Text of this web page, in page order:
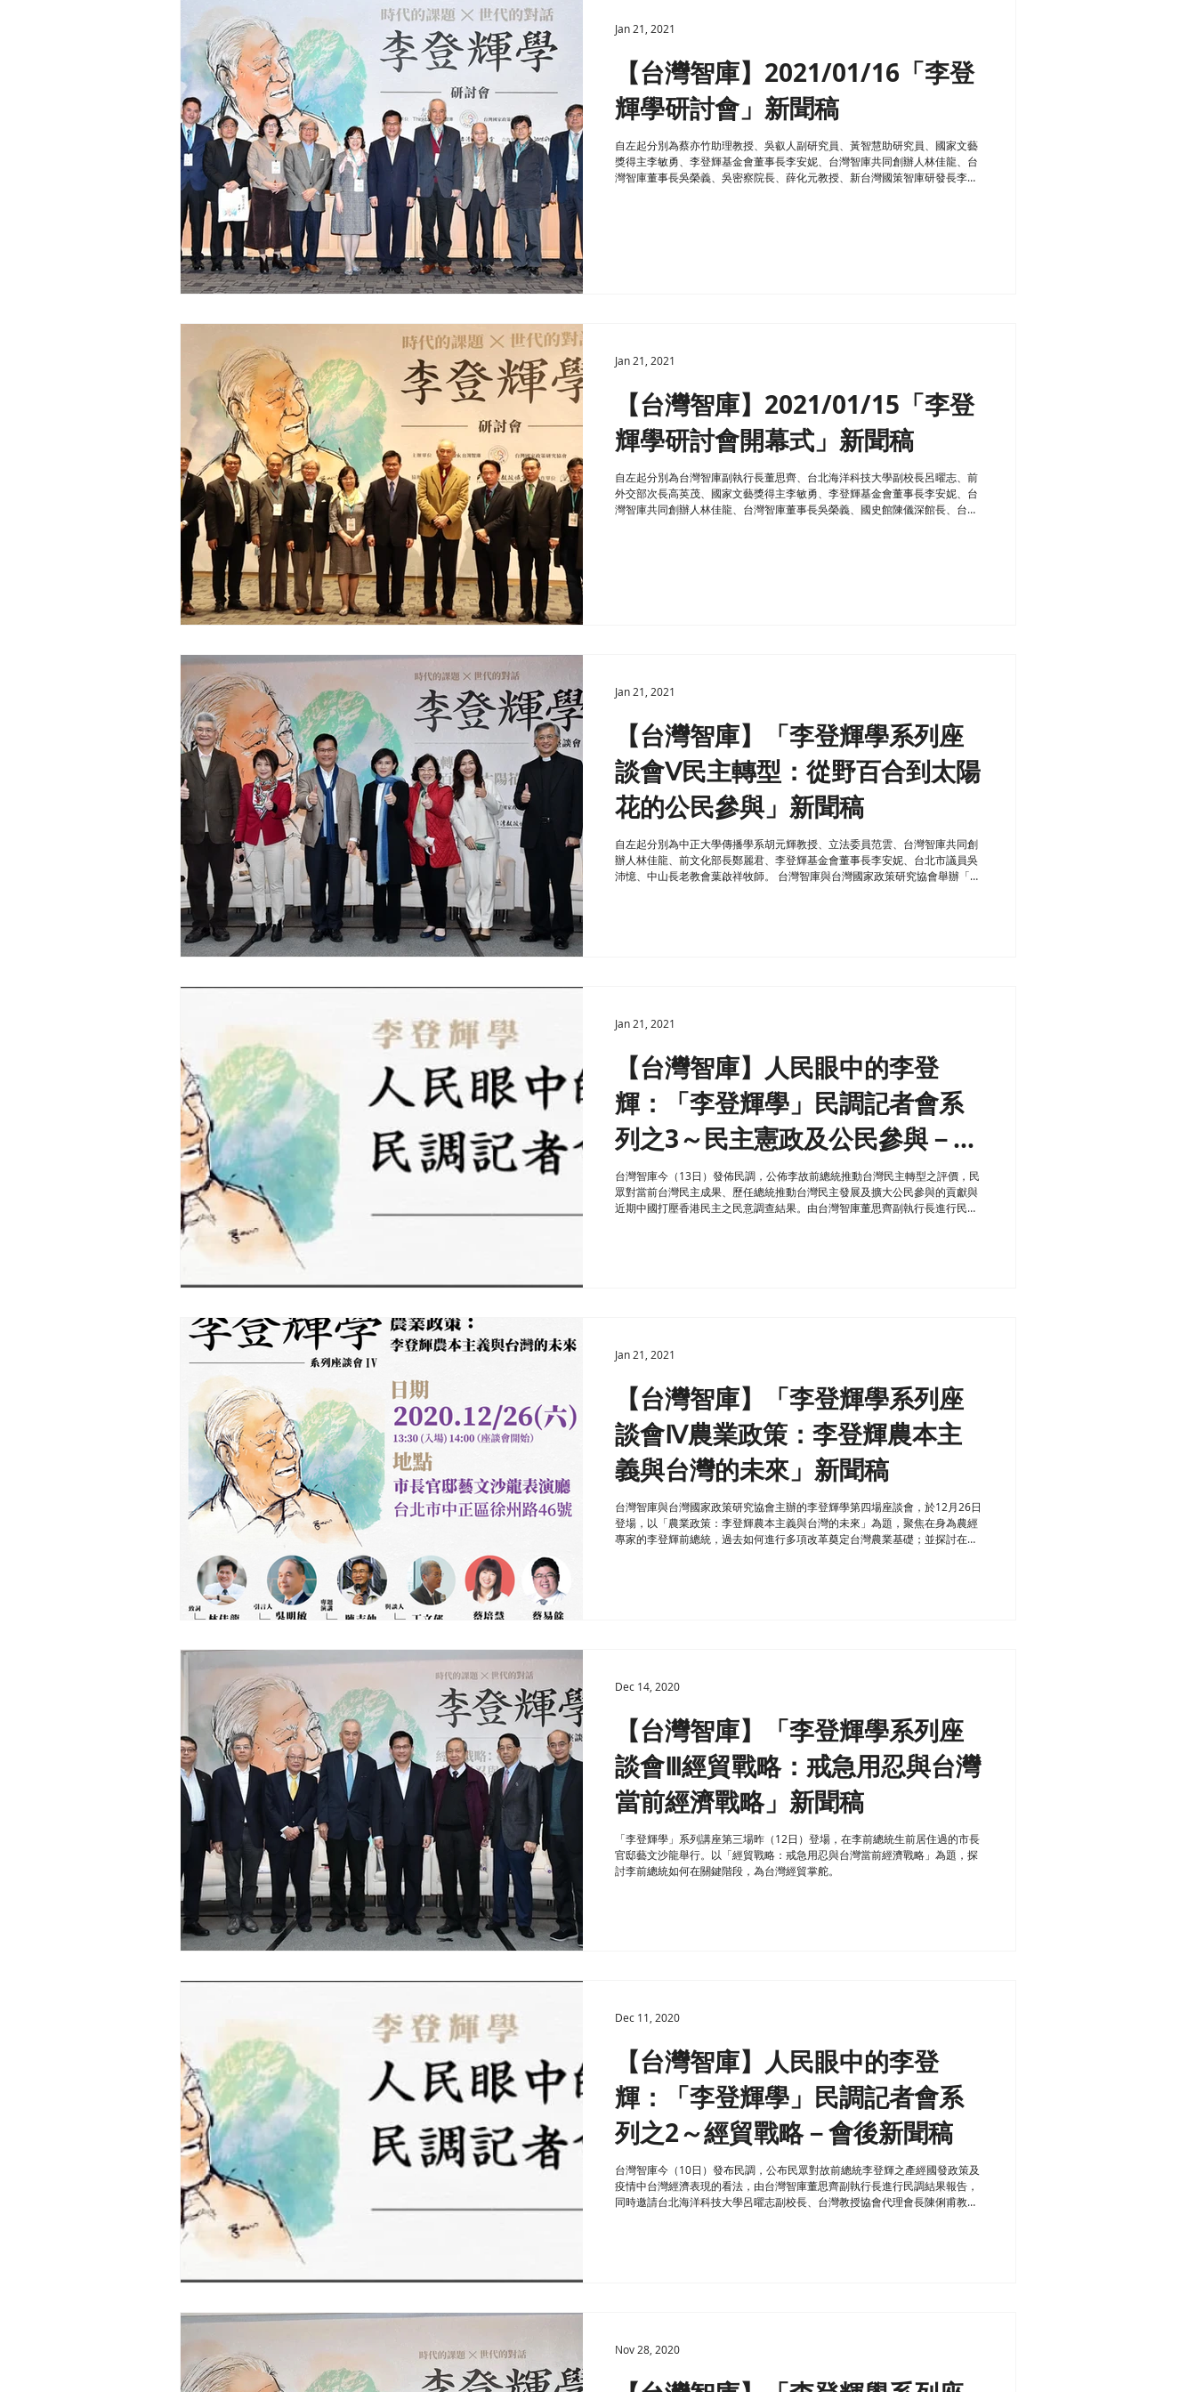
【台灣智庫】2021/01/16「李登
輝學研討會」新聞稿
自左起分別為蔡亦竹助理教授、吳叡人副研究員、黃智慧助研究員、國家文藝
獎得主李敏勇、李登輝基金會董事長李安妮、台灣智庫共同創辦人林佳龍、台
灣智庫董事長吳榮義、吳密察院長、薛化元教授、新台灣國策智庫研發長李明
Jan 21, 2021
【台灣智庫】2021/01/15「李登
輝學研討會開幕式」新聞稿
自左起分別為台灣智庫副執行長董思齊、台北海洋科技大學副校長呂曜志、前
外交部次長高英茂、國家文藝獎得主李敏勇、李登輝基金會董事長李安妮、台
灣智庫共同創辦人林佳龍、台灣智庫董事長吳榮義、國史館陳儀深館長、台灣
Jan 21, 2021
【台灣智庫】「李登輝學系列座
談會Ⅴ民主轉型：從野百合到太陽
花的公民參與」新聞稿
自左起分別為中正大學傳播學系胡元輝教授、立法委員范雲、台灣智庫共同創
辦人林佳龍、前文化部長鄭麗君、李登輝基金會董事長李安妮、台北市議員吳
沛憶、中山長老教會葉啟祥牧師。 台灣智庫與台灣國家政策研究協會舉辦「李
Jan 21, 2021
【台灣智庫】人民眼中的李登
輝：「李登輝學」民調記者會系
列之3～民主憲政及公民參與－會
後新聞稿
台灣智庫今（13日）發佈民調，公佈李故前總統推動台灣民主轉型之評價，民
眾對當前台灣民主成果、歷任總統推動台灣民主發展及擴大公民參與的貢獻與
近期中國打壓香港民主之民意調查結果。由台灣智庫董思齊副執行長進行民調
Jan 21, 2021
【台灣智庫】「李登輝學系列座
談會Ⅳ農業政策：李登輝農本主
義與台灣的未來」新聞稿
台灣智庫與台灣國家政策研究協會主辦的李登輝學第四場座談會，於12月26日
登場，以「農業政策：李登輝農本主義與台灣的未來」為題，聚焦在身為農經
專家的李登輝前總統，過去如何進行多項改革奠定台灣農業基礎；並探討在全
Jan 21, 2021
【台灣智庫】「李登輝學系列座
談會Ⅲ經貿戰略：戒急用忍與台灣
當前經濟戰略」新聞稿
「李登輝學」系列講座第三場昨（12日）登場，在李前總統生前居住過的市長
官邸藝文沙龍舉行。以「經貿戰略：戒急用忍與台灣當前經濟戰略」為題，探
討李前總統如何在關鍵階段，為台灣經貿掌舵。
Dec 14, 2020
【台灣智庫】人民眼中的李登
輝：「李登輝學」民調記者會系
列之2～經貿戰略－會後新聞稿
台灣智庫今（10日）發布民調，公布民眾對故前總統李登輝之產經國發政策及
疫情中台灣經濟表現的看法，由台灣智庫董思齊副執行長進行民調結果報告，
同時邀請台北海洋科技大學呂曜志副校長、台灣教授協會代理會長陳俐甫教
Dec 11, 2020
Nov 28, 2020